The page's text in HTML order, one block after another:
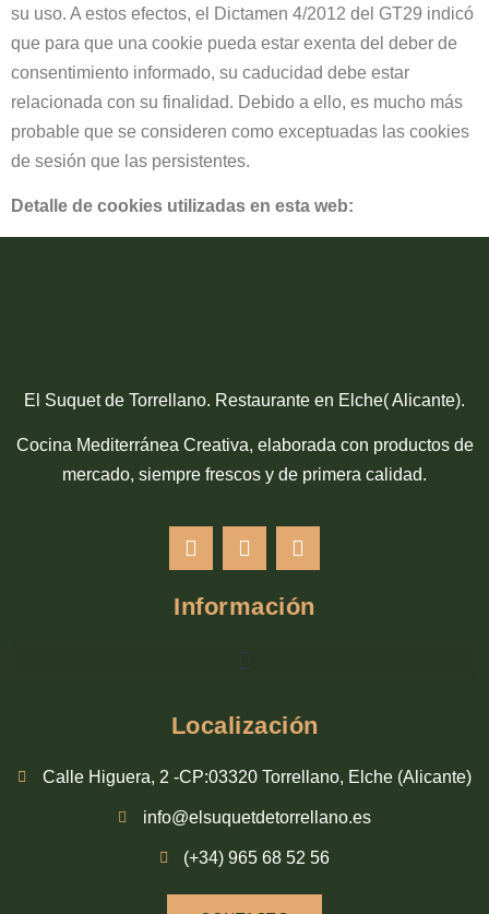
su uso. A estos efectos, el Dictamen 4/2012 del GT29 indicó
que para que una cookie pueda estar exenta del deber de
consentimiento informado, su caducidad debe estar
relacionada con su finalidad. Debido a ello, es mucho más
probable que se consideren como exceptuadas las cookies
de sesión que las persistentes.
Detalle de cookies utilizadas en esta web:
El Suquet de Torrellano. Restaurante en Elche( Alicante).
Cocina Mediterránea Creativa, elaborada con productos de
mercado, siempre frescos y de primera calidad.
Información
Localización
Calle Higuera, 2 -CP:03320 Torrellano, Elche (Alicante)
info@elsuquetdetorrellano.es
(+34) 965 68 52 56